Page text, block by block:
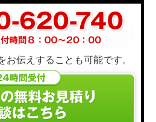
お伝えすることも可能です。